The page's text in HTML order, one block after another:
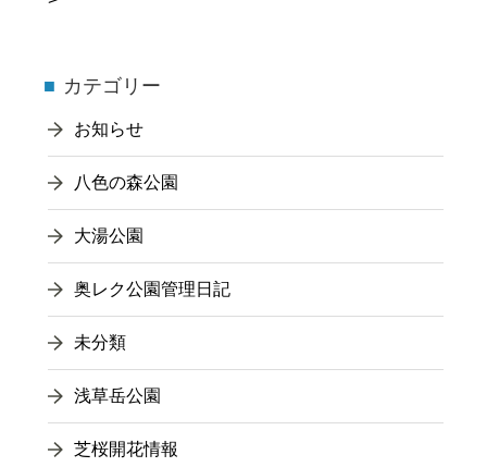
カテゴリー
お知らせ
八色の森公園
大湯公園
奥レク公園管理日記
未分類
浅草岳公園
芝桜開花情報